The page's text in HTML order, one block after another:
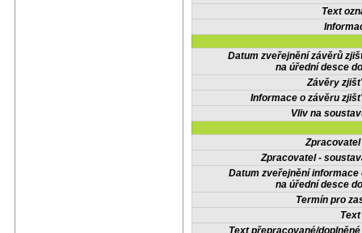
Text
Datum zveřejnění závěrů
na úřední desce
Závěry
Informace o závěru
Vliv na
Zpracovatel -
Datum zveřejnění informace
na úřední desce
Termín pro
Text přepracované/